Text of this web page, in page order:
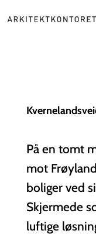
På en tomt
mot
boliger ved
Skjermede
luftige